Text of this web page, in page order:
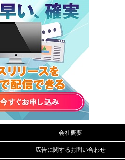
会社概要
広告に関するお問い合わせ